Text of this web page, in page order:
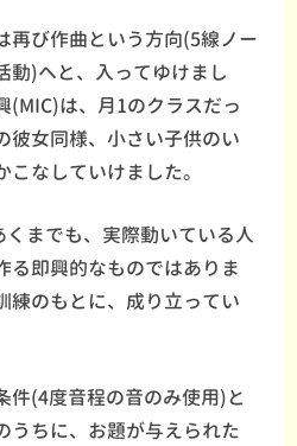
再び作曲という方向(5線ノー
動)へと、入ってゆけまし
(MIC)は、月1のクラスだっ
彼女同様、小さい子供のい
なしていけました。
までも、実際動いている人
る即興的なものではありま
練のもとに、成り立ってい
件(4度音程の音のみ使用)と
うちに、お題が与えられた